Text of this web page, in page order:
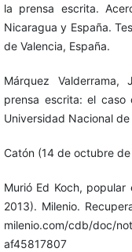
la prensa escrita.
Nicaragua y España.
de Valencia, España.
Márquez
prensa escrita: el caso
Universidad Nacional de
Catón (14 de octubre
Murió Ed Koch,
2013). Milenio.
milenio.com/cdb/doc/
af45817807